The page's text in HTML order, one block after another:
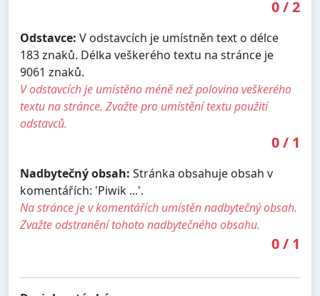
0/2
Odstavce: V odstavcích je umístněn text o délce
183 znaků. Délka veškerého textu na stránce je
9061 znaků.
V odstavcích je umístěno méně než polovina veškerého
textu na stránce. Zvažte pro umístění textu použití
odstavců.
0/ 1
Nadbytečný obsah: Stránka obsahuje obsah v
komentářích: 'Piwik ...'.
Na stránce je v komentářích umístěn nadbytečný obsah.
Zvažte odstranění tohoto nadbytečného obsahu.
0/ 1